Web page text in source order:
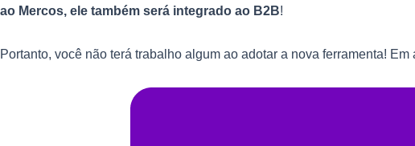
ao Mercos, ele também será integrado ao B2B!
Portanto, você não terá trabalho algum ao adotar a nova ferramenta!